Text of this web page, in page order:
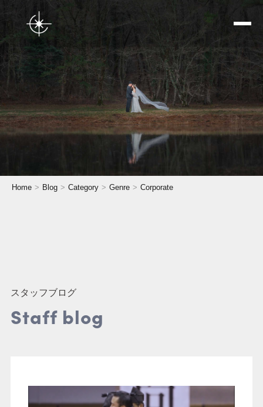
家族写真 / 記念写真 七五三
Home Blog Category Genre Corporate
スタッフブログ
Staff blog